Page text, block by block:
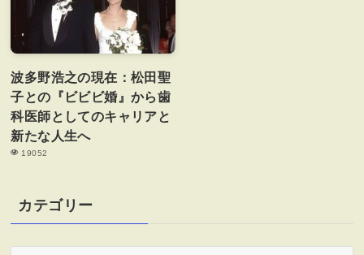
波多野浩之の現在：松田聖
子との『ビビビ婚』から歯
科医師としてのキャリアと
新たな人生へ
19052
カテゴリー